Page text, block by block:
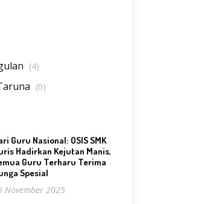
(4)
(0)
Guru Nasional: OSIS SMK
Hadirkan Kejutan Manis,
Guru Terharu Terima
Spesial
November 2025